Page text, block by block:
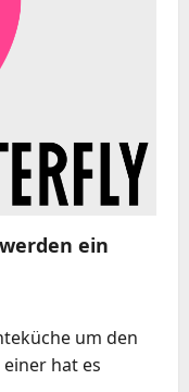
ein
um den
hat es